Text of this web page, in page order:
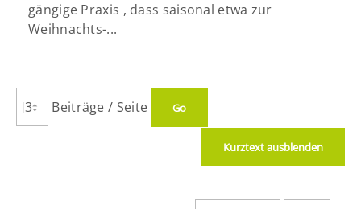
gängige Praxis , dass saisonal etwa zur
Weihnachts-...
Beiträge / Seite
Kurztext ausblenden